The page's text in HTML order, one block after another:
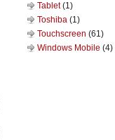
Tablet(1)
Toshiba (1)
Touchscreen (61)
Windows Mobile (4)